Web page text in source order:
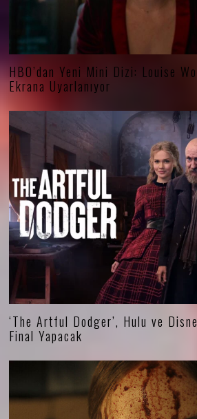
HBO’dan Yeni Mini Dizi: Louise
Ekrana Uyarlanıyor
‘The Artful Dodger’, Hulu ve
Final Yapacak